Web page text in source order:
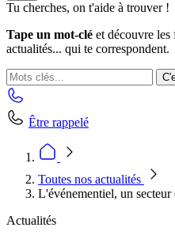
Tu cherches, on t'aide à trouver !
Tape un mot-clé et découvre les
actualités... qui te correspondent.
Être rappelé
Toutes nos actualités
L'événementiel, un secteur
Actualités